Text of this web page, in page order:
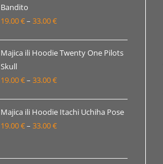
33.00 €
Bandito
19.00€– 33.00€Raspon
od
do
Majica ili Hoodie Twenty One Pilots
Skull
19.00€– 33.00€Raspon
od
19.00 €
Majica ili Hoodie Itachi Uchiha Pose
19.00€– 33.00€Raspon
od